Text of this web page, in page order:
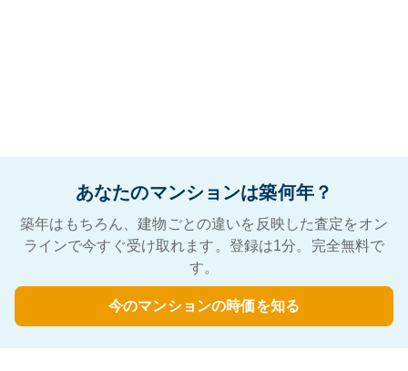
あなたのマンションは築何年？
築年はもちろん、建物ごとの違いを反映した査定をオン
ラインで今すぐ受け取れます。登録は1分。完全無料で
す。
今のマンションの時価を知る